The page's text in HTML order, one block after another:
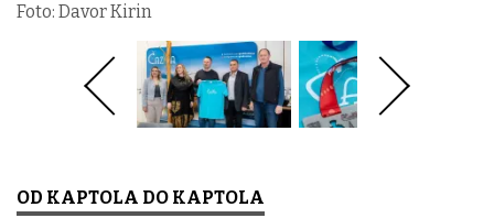
Foto: Davor Kirin
OD KAPTOLA DO KAPTOLA